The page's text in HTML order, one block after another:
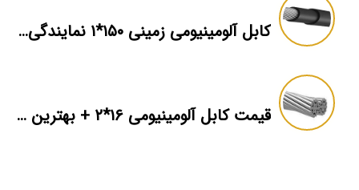
کابل آلومینیومی زمینی ۱۵۰*۱ نمایندگی فروش
قیمت کابل آلومینیومی ۱۶*۲ + بهترین برند بازار + اطلاعات فنی